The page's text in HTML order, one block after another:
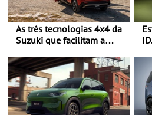
As três tecnologias 4x4 da
Suzuki que facilitam a
férias - A Suzuki
disponibiliza quatro
sistemas de tração integral
adaptados a diferentes
veículos e estilos de